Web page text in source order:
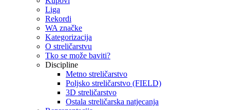
Liga
Rekordi
WA značke
Kategorizacija
O streličarstvu
Tko se može baviti?
Discipline
Metno streličarstvo
Poljsko streličarstvo (FIELD)
3D streličarstvo
Ostala streličarska natjecanja